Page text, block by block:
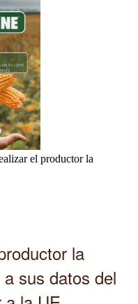
el productor la
la
sus datos del